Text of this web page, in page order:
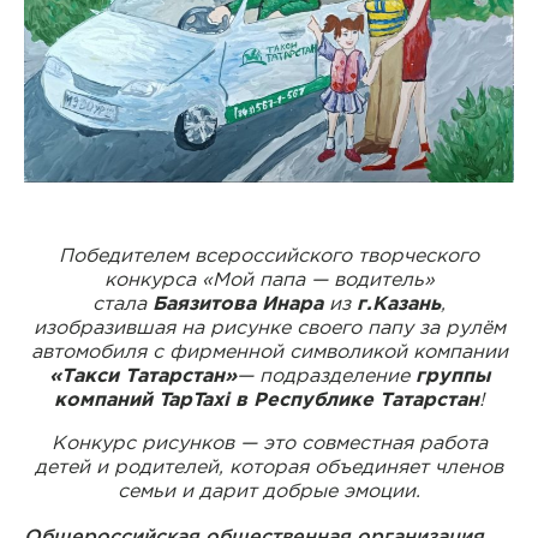
С промокодом СНЕГОВИК ваши
поездки будут дешевле на 10%
05.02.2026 11:58
Поздравляем ВАС с
Международным днём
водителя ТАКСИ
22 марта — Международный день
С международным женским
днём
Дорогие наши женщины!
Поздравляем вас с самым весенним
и нежным праздником — 8 Марта!
Желаем вам, чтобы каждый день
любовью и уважением, а каждый
вечер — теплом и заботой близких
людей. Пусть на вашем пути будет
радостных моментов и сюрпризов.
07.03.2025 11:58
Победителем всероссийского творческого
конкурса «Мой папа — водитель»
стала Баязитова Инараиз г.Казань,
изобразившая на рисунке своего папу за рулём
автомобиля с фирменной символикой компании
«Такси Татарстан»— подразделение группы
компаний TapTaxi в Республике Татарстан!
Конкурс рисунков — это совместная работа
детей и родителей, которая объединяет членов
семьи и дарит добрые эмоции.